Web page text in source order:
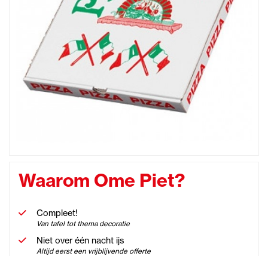
Waarom Ome Piet?
Compleet!
Van tafel tot thema decoratie
Niet over één nacht ijs
Altijd eerst een vrijblijvende offerte